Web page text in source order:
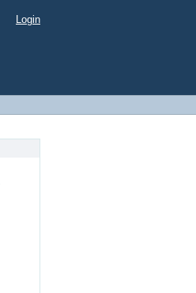
Login